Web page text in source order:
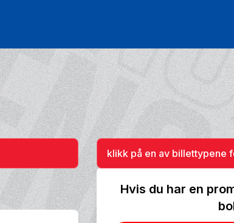
klikk på en av billettypene
Hvis du har en